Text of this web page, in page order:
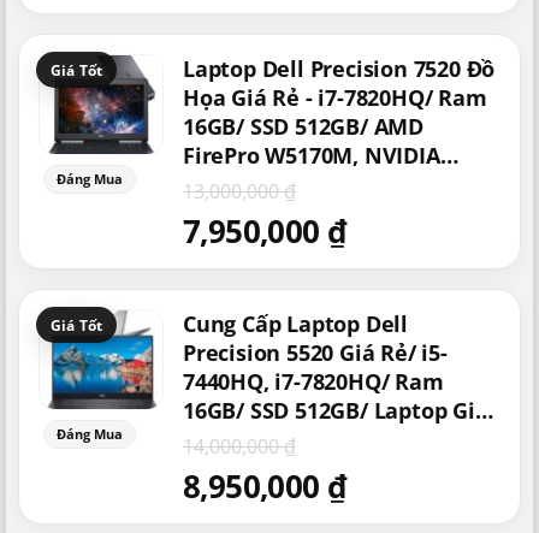
Laptop Dell Precision 7520 Đồ
Họa Giá Rẻ - i7-7820HQ/ Ram
16GB/ SSD 512GB/ AMD
FirePro W5170M, NVIDIA
Quadro M1200M, M2200M -
Laptop Giá Rẻ/ Máy Tính
Thiết Kế Đồ Họa Giá Rẻ/
Laptop Cũ Xách Tay Mỹ
13,000,000₫
Giá
gốc
13,000,000 ₫.
7,950,000 ₫
Giá
hiện
7,950,000 ₫.
Cung Cấp Laptop Dell
Precision 5520 Giá Rẻ/ i5-
7440HQ, i7-7820HQ/ Ram
16GB/ SSD 512GB/ Laptop Giá
Rẻ/ Máy Trạm Workstation
Đồ Họa Giá Rẻ/ Laptop Mỏng
Xách Tay Mỹ
14,000,000₫
Giá
gốc
14,000,000 ₫.
8,950,000 ₫
Giá
hiện
8,950,000 ₫.